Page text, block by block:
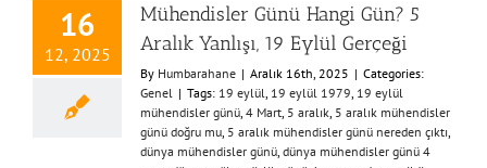
16
12, 2025
Mühendisler Günü Hangi Gün? 5
Aralık Yanlışı, 19 Eylül Gerçeği
By Humbarahane | Aralık 16th, 2025 | Categories:
Genel | Tags: 19 eylül 19 eylül 1979 19 eylül
mühendisler günü 4 Mart 5 aralık 5 aralık mühendisler
günü doğru mu 5 aralık mühendisler günü nereden çıktı
dünya mühendisler günü dünya mühendisler günü 4